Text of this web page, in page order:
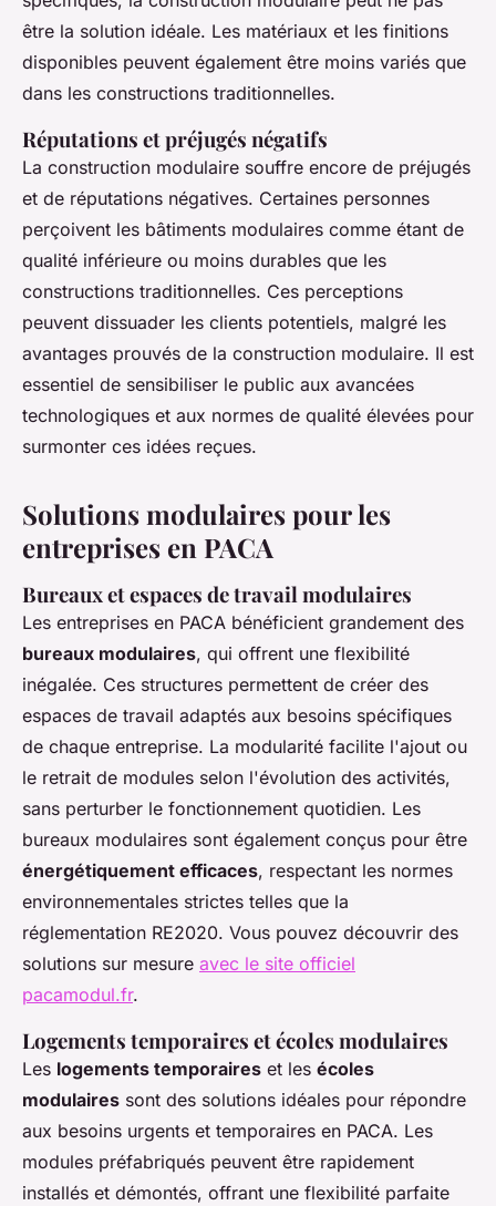
être la solution idéale. Les matériaux et les finitions
disponibles peuvent également être moins variés que
dans les constructions traditionnelles.
Réputations et préjugés négatifs
La construction modulaire souffre encore de préjugés
et de réputations négatives. Certaines personnes
perçoivent les bâtiments modulaires comme étant de
qualité inférieure ou moins durables que les
constructions traditionnelles. Ces perceptions
peuvent dissuader les clients potentiels, malgré les
avantages prouvés de la construction modulaire. Il est
essentiel de sensibiliser le public aux avancées
technologiques et aux normes de qualité élevées pour
surmonter ces idées reçues.
Solutions modulaires pour les
entreprises en PACA
Bureaux et espaces de travail modulaires
Les entreprises en PACA bénéficient grandement des
bureaux modulaires, qui offrent une flexibilité
inégalée. Ces structures permettent de créer des
espaces de travail adaptés aux besoins spécifiques
de chaque entreprise. La modularité facilite l'ajout ou
le retrait de modules selon l'évolution des activités,
sans perturber le fonctionnement quotidien. Les
bureaux modulaires sont également conçus pour être
énergétiquement efficaces, respectant les normes
environnementales strictes telles que la
réglementation RE2020. Vous pouvez découvrir des
solutions sur mesure avec le site officiel
pacamodul.fr.
Logements temporaires et écoles modulaires
Les logements temporaires et les écoles
modulaires sont des solutions idéales pour répondre
aux besoins urgents et temporaires en PACA. Les
modules préfabriqués peuvent être rapidement
installés et démontés, offrant une flexibilité parfaite